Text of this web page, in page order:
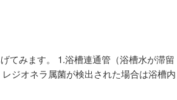
てみます。 1.浴槽連通管（浴槽水が滞留
ジオネラ属菌が検出された場合は浴槽内